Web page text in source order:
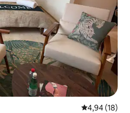
prosječna
4,94 (18)